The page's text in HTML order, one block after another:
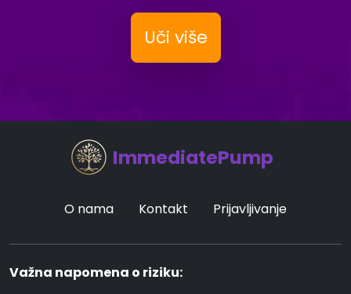
Uči više
ImmediatePump
O nama Kontakt Prijavljivanje
Važna napomena o riziku: